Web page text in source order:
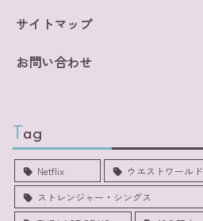
サイトマップ
お問い合わせ
Tag
Netflix ウエストワールド
ストレンジャー・シングス